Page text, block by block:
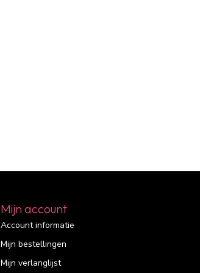
Mijn account
Account informatie
Mijn bestellingen
Mijn verlanglijst